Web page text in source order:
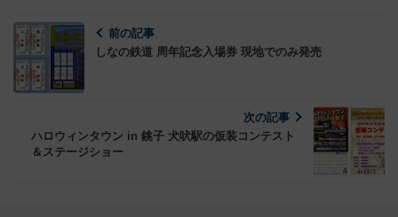
前の記事
しなの鉄道 周年記念入場券 現地でのみ発売
次の記事
ハロウィンタウン in 銚子 犬吠駅の仮装コンテスト
＆ステージショー